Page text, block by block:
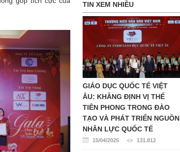
TIN XEM NHIỀU
GIÁO DỤC QUỐC TẾ VIỆT
ÂU: KHẲNG ĐỊNH VỊ THẾ
TIÊN PHONG TRONG ĐÀO
TẠO VÀ PHÁT TRIỂN NGUỒN
NHÂN LỰC QUỐC TẾ
15/04/2025 131.812